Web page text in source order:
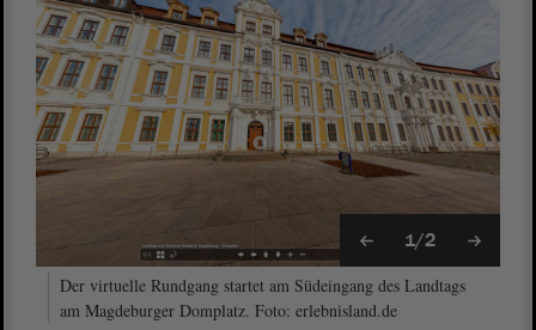
1/2
Der virtuelle Rundgang startet am Südeingang des Landtags
am Magdeburger Domplatz. Foto: erlebnisland.de